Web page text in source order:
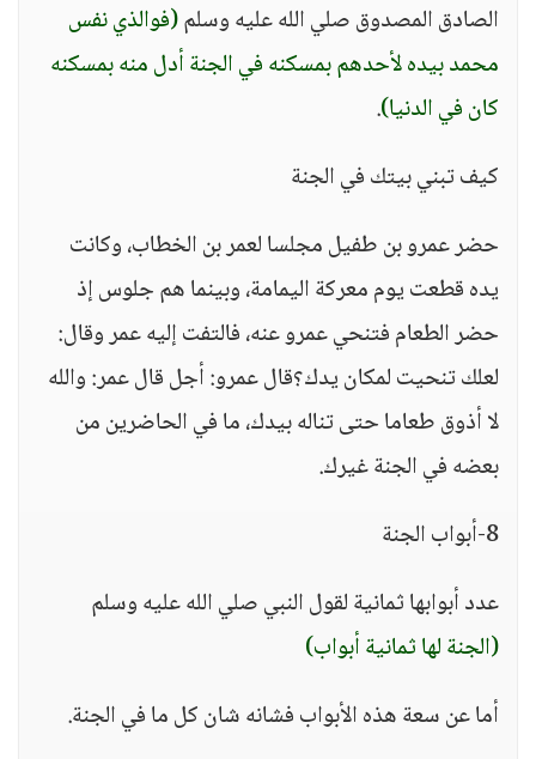
الصادق المصدوق صلي الله عليه وسلم(فوالذي نفس
محمد بيده لأحدهم بمسكنه في الجنة أدل منه بمسكنه
كان في الدنيا).
كيف تبني بيتك في الجنة
حضر عمرو بن طفيل مجلسا لعمر بن الخطاب، وكانت
يده قطعت يوم معركة اليمامة، وبينما هم جلوس إذ
حضر الطعام فتنحي عمرو عنه، فالتفت إليه عمر وقال:
لعلك تنحيت لمكان يدك؟قال عمرو: أجل قال عمر: والله
لا أذوق طعاما حتى تناله بيدك، ما في الحاضرين من
بعضه في الجنة غيرك.
8-أبواب الجنة
عدد أبوابها ثمانية لقول النبي صلي الله عليه وسلم
(الجنة لها ثمانية أبواب)
أما عن سعة هذه الأبواب فشانه شان كل ما في الجنة.